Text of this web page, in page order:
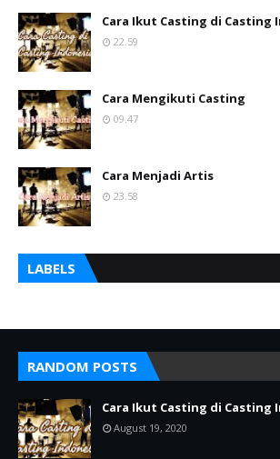
Cara Ikut Casting di Casting
22.59
Cara Mengikuti Casting
09.47
Cara Menjadi Artis
23.58
LABELS
RANDOM POSTS
Cara Ikut Casting di Casting
August 19, 2020